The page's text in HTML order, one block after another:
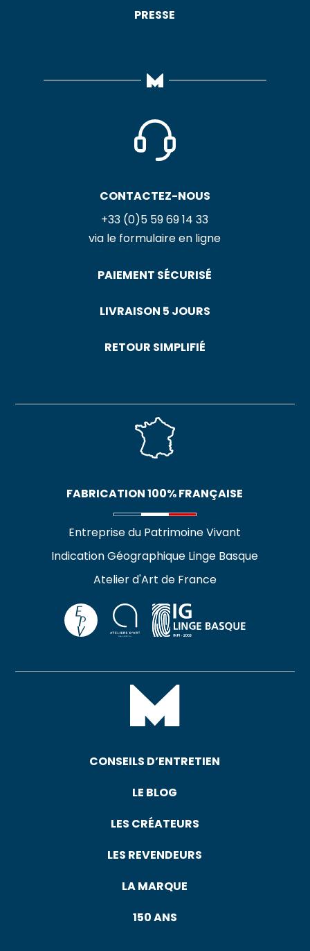
PRESSE
CONTACTEZ-NOUS
+33 (0)5 59 69 14 33
via le formulaire en ligne
PAIEMENT SÉCURISÉ
LIVRAISON 5 JOURS
RETOUR SIMPLIFIÉ
FABRICATION 100% FRANÇAISE
Entreprise du Patrimoine Vivant
Indication Géographique Linge Basque
Atelier d'Art de France
CONSEILS D’ENTRETIEN
LE BLOG
LES CRÉATEURS
LES REVENDEURS
LA MARQUE
150 ANS